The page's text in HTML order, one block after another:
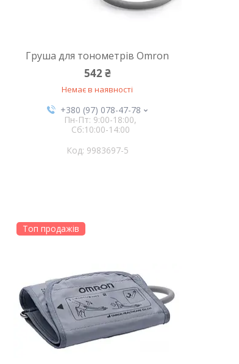
Груша для тонометрів Omron
542 ₴
Немає в наявності
+380 (97) 078-47-78
Пн-Пт: 9:00-18:00,
Сб:10:00-14:00
9983697-5
Топ продажів